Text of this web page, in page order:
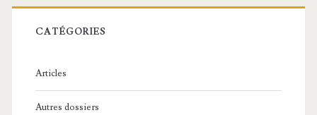
r
c
:
CATÉGORIES
Articles
Autres dossiers